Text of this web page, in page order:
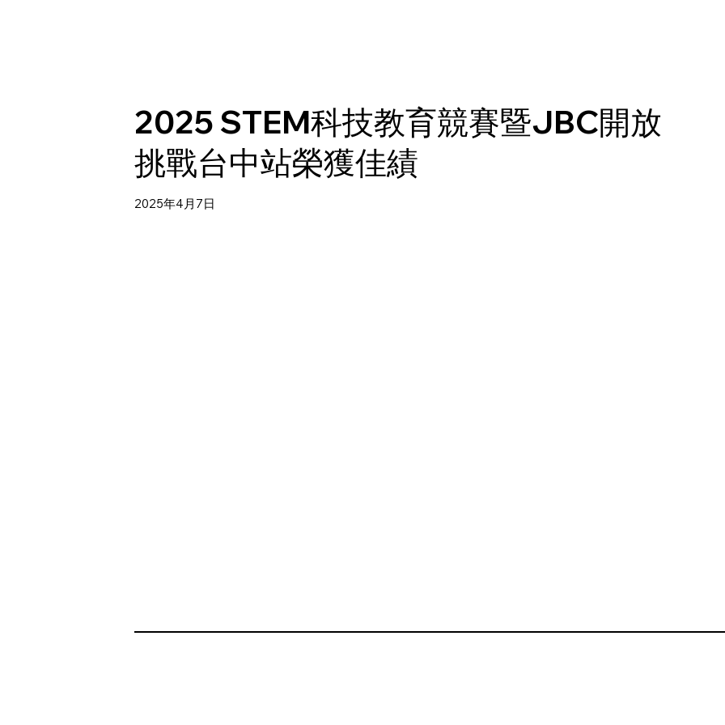
2025 STEM科技教育競賽暨JBC開放
挑戰台中站榮獲佳績
2025年4月7日